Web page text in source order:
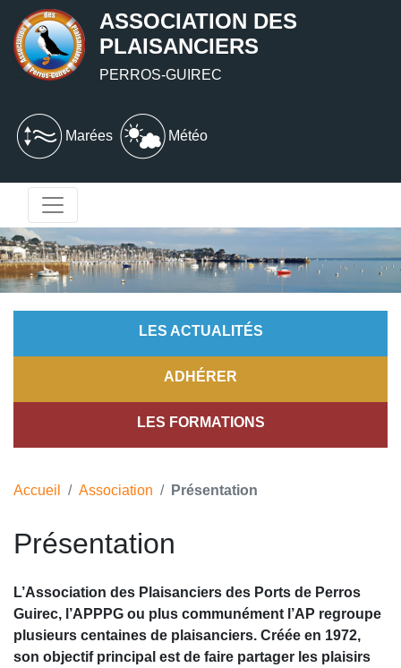
ASSOCIATION DES
PLAISANCIERS
PERROS-GUIREC
Marées Météo
LES ACTUALITÉS
ADHÉRER
LES FORMATIONS
Accueil Association Présentation
Présentation
L’Association des Plaisanciers des Ports de Perros
Guirec, l’APPPG ou plus communément l’AP regroupe
plusieurs centaines de plaisanciers. Créée en 1972,
son objectif principal est de faire partager les plaisirs